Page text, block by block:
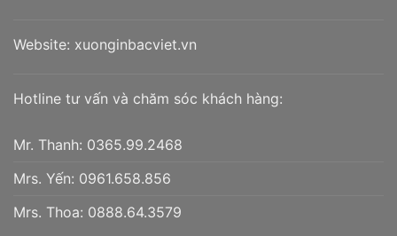
Website: xuonginbacviet.vn
Hotline tư vấn và chăm sóc khách hàng:
Mr. Thanh: 0365.99.2468
Mrs. Yến: 0961.658.856
Mrs. Thoa: 0888.64.3579